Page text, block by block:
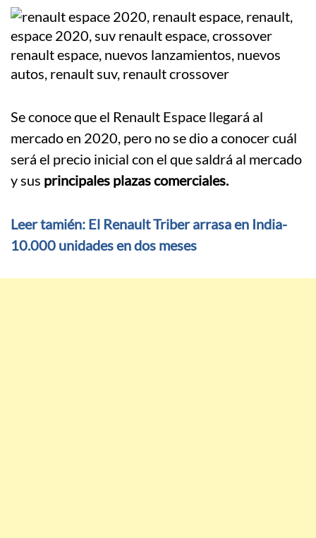
Se conoce que el Renault Espace llegará al
mercado en 2020, pero no se dio a conocer cuál
será el precio inicial con el que saldrá al mercado
y sus principales plazas comerciales.
Leer tamién: El Renault Triber arrasa en India-
10.000 unidades en dos meses